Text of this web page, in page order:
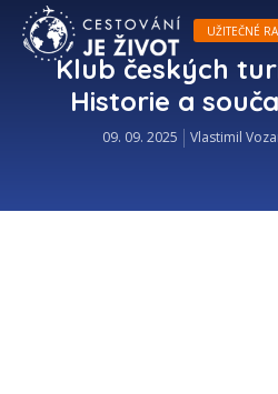
UŽITEČNÉ
Klub českých
Historie a
09. 09. 2025 Vlastimil